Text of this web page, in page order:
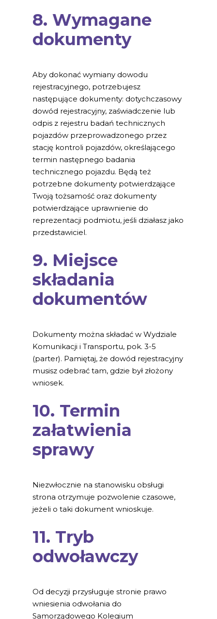
8. Wymagane
dokumenty
Aby dokonać wymiany dowodu
rejestracyjnego, potrzebujesz
następujące dokumenty: dotychczasowy
dowód rejestracyjny, zaświadczenie lub
odpis z rejestru badań technicznych
pojazdów przeprowadzonego przez
stację kontroli pojazdów, określającego
termin następnego badania
technicznego pojazdu. Będą też
potrzebne dokumenty potwierdzające
Twoją tożsamość oraz dokumenty
potwierdzające uprawnienie do
reprezentacji podmiotu, jeśli działasz jako
przedstawiciel.
9. Miejsce
składania
dokumentów
Dokumenty można składać w Wydziale
Komunikacji i Transportu, pok. 3-5
(parter). Pamiętaj, że dowód rejestracyjny
musisz odebrać tam, gdzie był złożony
wniosek.
10. Termin
załatwienia
sprawy
Niezwłocznie na stanowisku obsługi
strona otrzymuje pozwolenie czasowe,
jeżeli o taki dokument wnioskuje.
11. Tryb
odwoławczy
Od decyzji przysługuje stronie prawo
wniesienia odwołania do
Samorządowego Kolegium